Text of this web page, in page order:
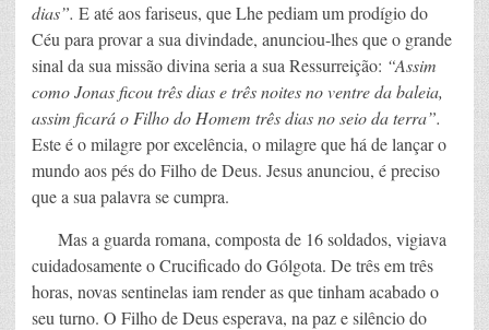
dias”. E até aos fariseus, que Lhe pediam um prodígio do
Céu para provar a sua divindade, anunciou-lhes que o grande
sinal da sua missão divina seria a sua Ressurreição: “Assim
como Jonas ficou três dias e três noites no ventre da baleia,
assim ficará o Filho do Homem três dias no seio da terra”.
Este é o milagre por excelência, o milagre que há de lançar o
mundo aos pés do Filho de Deus. Jesus anunciou, é preciso
que a sua palavra se cumpra.
Mas a guarda romana, composta de 16 soldados, vigiava
cuidadosamente o Crucificado do Gólgota. De três em três
horas, novas sentinelas iam render as que tinham acabado o
seu turno. O Filho de Deus esperava, na paz e silêncio do